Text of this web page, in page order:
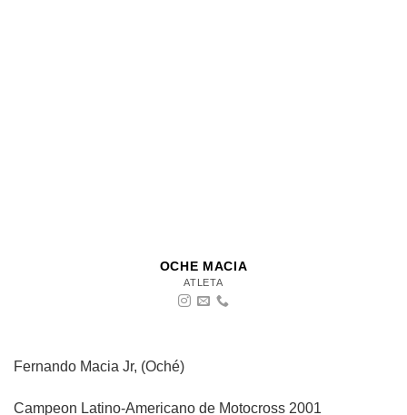
OCHE MACIA
ATLETA
Fernando Macia Jr, (Oché)
Campeon Latino-Americano de Motocross 2001